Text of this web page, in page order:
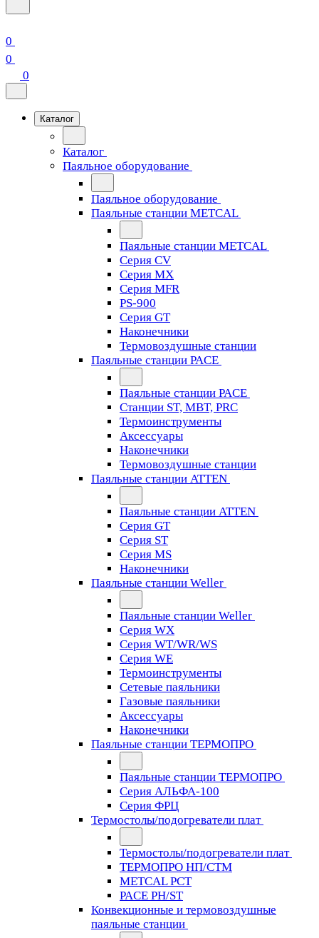
0
0
0
Каталог
Каталог
Паяльное оборудование
Паяльное оборудование
Паяльные станции METCAL
Паяльные станции METCAL
Серия CV
Серия MX
Серия MFR
PS-900
Серия GT
Наконечники
Термовоздушные станции
Паяльные станции PACE
Паяльные станции PACE
Станции ST, MBT, PRC
Термоинструменты
Аксессуары
Наконечники
Термовоздушные станции
Паяльные станции ATTEN
Паяльные станции ATTEN
Серия GT
Серия ST
Серия MS
Наконечники
Паяльные станции Weller
Паяльные станции Weller
Серия WX
Серия WT/WR/WS
Серия WE
Термоинструменты
Сетевые паяльники
Газовые паяльники
Аксессуары
Наконечники
Паяльные станции ТЕРМОПРО
Паяльные станции ТЕРМОПРО
Серия АЛЬФА-100
Серия ФРЦ
Термостолы/подогреватели плат
Термостолы/подогреватели плат
ТЕРМОПРО НП/СТМ
METCAL PCT
PACE PH/ST
Конвекционные и термовоздушные
паяльные станции